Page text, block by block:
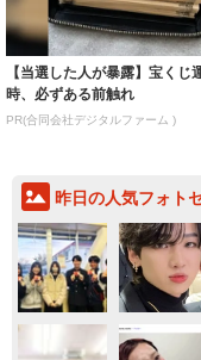
【当選した人が暴露】宝くじ
時、必ずある前触れ
PR(合同会社デジタルファーム )
昨日の人気フォト